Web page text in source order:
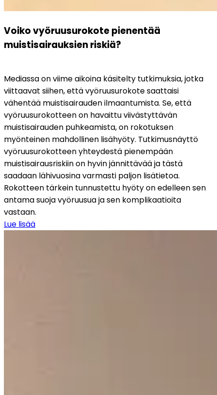
Voiko vyöruusurokote pienentää
muistisairauksien riskiä?
Mediassa on viime aikoina käsitelty tutkimuksia, jotka
viittaavat siihen, että vyöruusurokote saattaisi
vähentää muistisairauden ilmaantumista. Se, että
vyöruusurokotteen on havaittu viivästyttävän
muistisairauden puhkeamista, on rokotuksen
myönteinen mahdollinen lisähyöty. Tutkimusnäyttö
vyöruusurokotteen yhteydestä pienempään
muistisairausriskiin on hyvin jännittävää ja tästä
saadaan lähivuosina varmasti paljon lisätietoa.
Rokotteen tärkein tunnustettu hyöty on edelleen sen
antama suoja vyöruusua ja sen komplikaatioita
vastaan.
Lue lisää